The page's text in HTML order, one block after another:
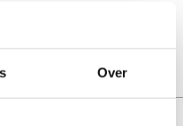
Over